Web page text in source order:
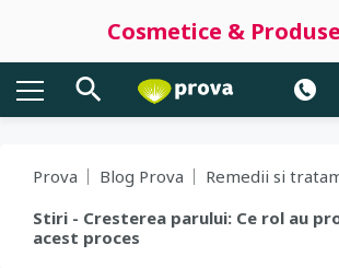
Cosmetice &
Prova Blog Prova
Remedii si
Stiri - Cresterea parului: Ce rol au
acest proces